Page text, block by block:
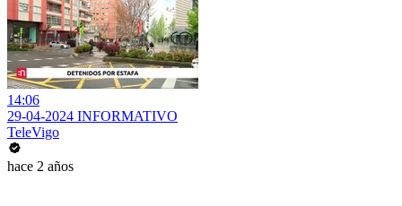
14:06
29-04-2024 INFORMATIVO
TeleVigo
hace 2 años